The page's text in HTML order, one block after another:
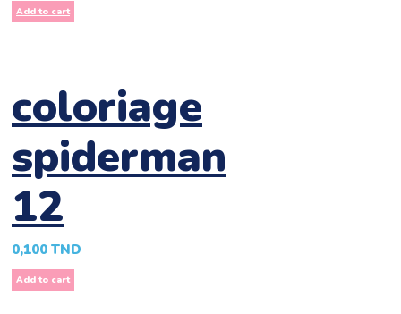
Add to cart
coloriage
spiderman
12
0,100 TND
Add to cart